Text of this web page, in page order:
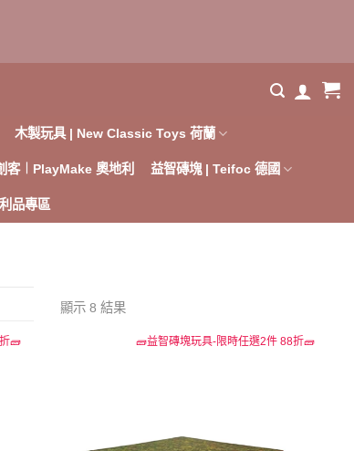
木製玩具 | New Classic Toys 荷蘭
客︱PlayMake 奧地利 益智磚塊 | Teifoc 德國
品專區
顯示 8 結果
🧱 🧱益智磚塊玩具-限時任選2件 88折🧱